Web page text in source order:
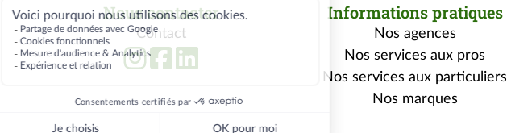
Nous contacter
Contact
Informations pratiques
Nos agences
Nos services aux pros
Nos services aux particuliers
Nos marques